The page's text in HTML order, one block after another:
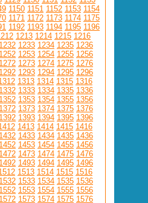
1150 1151 1152 1153 1154
1171 1172 1173 1174 1175
1192 1193 1194 1195 1196
1213 1214 1215 1216
1232 1233 1234 1235 1236
1252 1253 1254 1255 1256
1272 1273 1274 1275 1276
1292 1293 1294 1295 1296
1313 1314 1315 1316
1332 1333 1334 1335 1336
1352 1353 1354 1355 1356
1372 1373 1374 1375 1376
1392 1393 1394 1395 1396
1413 1414 1415 1416
1432 1433 1434 1435 1436
1452 1453 1454 1455 1456
1472 1473 1474 1475 1476
1492 1493 1494 1495 1496
1513 1514 1515 1516
1532 1533 1534 1535 1536
1552 1553 1554 1555 1556
1572 1573 1574 1575 1576